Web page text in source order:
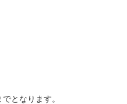
となります。